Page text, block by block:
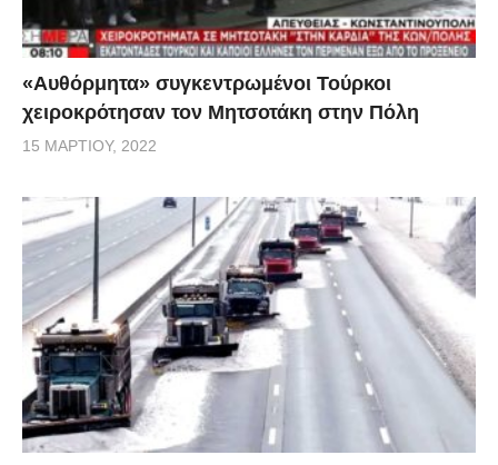
«Αυθόρμητα» συγκεντρωμένοι Τούρκοι
χειροκρότησαν τον Μητσοτάκη στην Πόλη
15 ΜΑΡΤΊΟΥ, 2022